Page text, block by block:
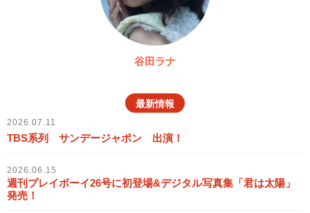
谷田ラナ
最新情報
2026.07.11
TBS系列 サンデージャポン 出演！
2026.06.15
週刊プレイボーイ26号に初登場&デジタル写真集「君は太陽」
発売！